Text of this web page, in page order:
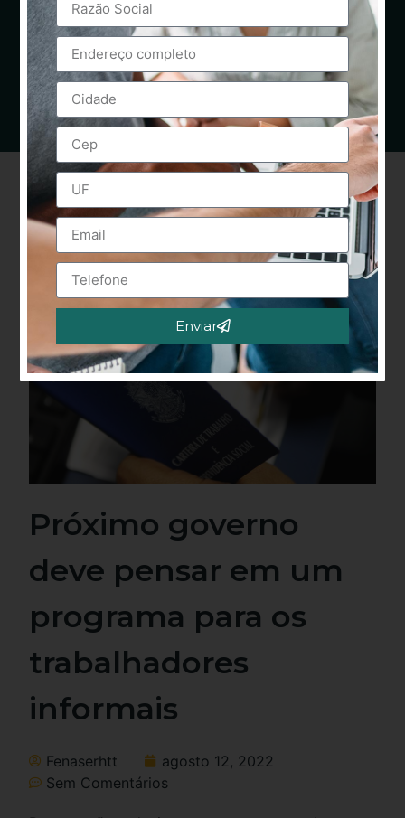
Próximo governo
deve pensar em um
programa para os
trabalhadores
informais
Fenaserhtt
agosto 12, 2022
Sem Comentários
Enviar
Alternative: